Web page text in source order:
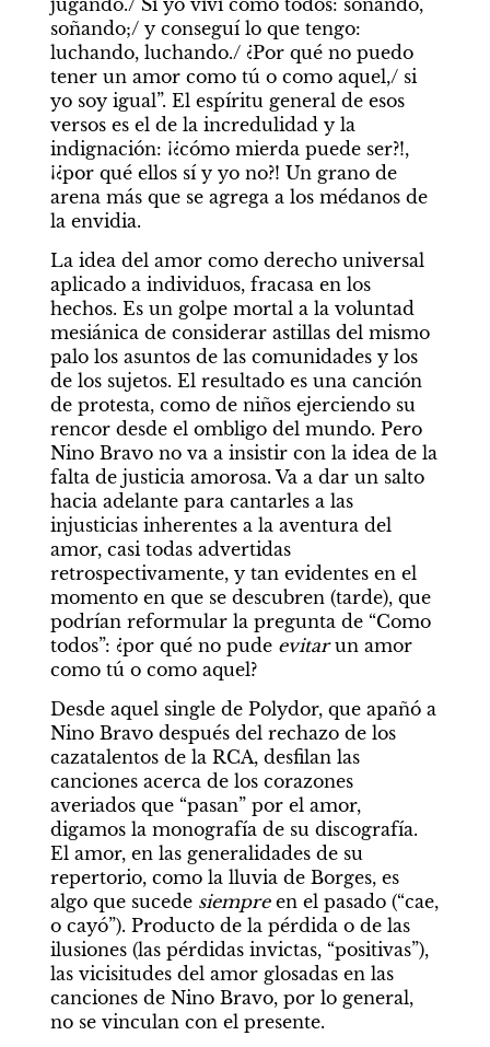
jugando./ Si yo viví como todos: soñando,
soñando;/ y conseguí lo que tengo:
luchando, luchando./ ¿Por qué no puedo
tener un amor como tú o como aquel,/ si
yo soy igual”. El espíritu general de esos
versos es el de la incredulidad y la
indignación: ¡¿cómo mierda puede ser?!,
¡¿por qué ellos sí y yo no?! Un grano de
arena más que se agrega a los médanos de
la envidia.
La idea del amor como derecho universal
aplicado a individuos, fracasa en los
hechos. Es un golpe mortal a la voluntad
mesiánica de considerar astillas del mismo
palo los asuntos de las comunidades y los
de los sujetos. El resultado es una canción
de protesta, como de niños ejerciendo su
rencor desde el ombligo del mundo. Pero
Nino Bravo no va a insistir con la idea de la
falta de justicia amorosa. Va a dar un salto
hacia adelante para cantarles a las
injusticias inherentes a la aventura del
amor, casi todas advertidas
retrospectivamente, y tan evidentes en el
momento en que se descubren (tarde), que
podrían reformular la pregunta de “Como
todos”: ¿por qué no pude evitar un amor
como tú o como aquel?
Desde aquel single de Polydor, que apañó a
Nino Bravo después del rechazo de los
cazatalentos de la RCA, desfilan las
canciones acerca de los corazones
averiados que “pasan” por el amor,
digamos la monografía de su discografía.
El amor, en las generalidades de su
repertorio, como la lluvia de Borges, es
algo que sucede siempre en el pasado (“cae,
o cayó”). Producto de la pérdida o de las
ilusiones (las pérdidas invictas, “positivas”),
las vicisitudes del amor glosadas en las
canciones de Nino Bravo, por lo general,
no se vinculan con el presente.